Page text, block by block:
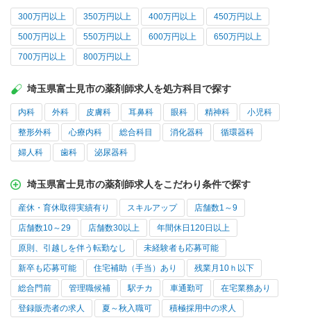
300万円以上 350万円以上 400万円以上 450万円以上
500万円以上 550万円以上 600万円以上 650万円以上
700万円以上 800万円以上
埼玉県富士見市の薬剤師求人を処方科目で探す
内科 外科 皮膚科 耳鼻科 眼科 精神科 小児科
整形外科 心療内科 総合科目 消化器科 循環器科
婦人科 歯科 泌尿器科
埼玉県富士見市の薬剤師求人をこだわり条件で探す
産休・育休取得実績有り スキルアップ 店舗数1～9
店舗数10～29 店舗数30以上 年間休日120日以上
原則、引越しを伴う転勤なし 未経験者も応募可能
新卒も応募可能 住宅補助（手当）あり 残業月10ｈ以下
総合門前 管理職候補 駅チカ 車通勤可 在宅業務あり
登録販売者の求人 夏～秋入職可 積極採用中の求人